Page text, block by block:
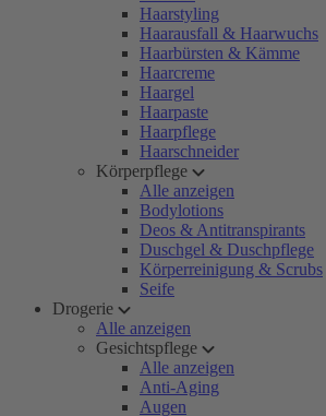
Haarstyling
Haarausfall & Haarwuchs
Haarbürsten & Kämme
Haarcreme
Haargel
Haarpaste
Haarpflege
Haarschneider
Körperpflege
Alle anzeigen
Bodylotions
Deos & Antitranspirants
Duschgel & Duschpflege
Körperreinigung & Scrubs
Seife
Drogerie
Alle anzeigen
Gesichtspflege
Alle anzeigen
Anti-Aging
Augen